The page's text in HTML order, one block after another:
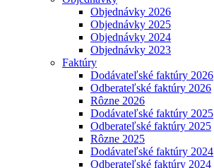
Objednávky 2026
Objednávky 2025
Objednávky 2024
Objednávky 2023
Faktúry
Dodávateľské faktúry 2026
Odberateľské faktúry 2026
Rôzne 2026
Dodávateľské faktúry 2025
Odberateľské faktúry 2025
Rôzne 2025
Dodávateľské faktúry 2024
Odberateľské faktúry 2024